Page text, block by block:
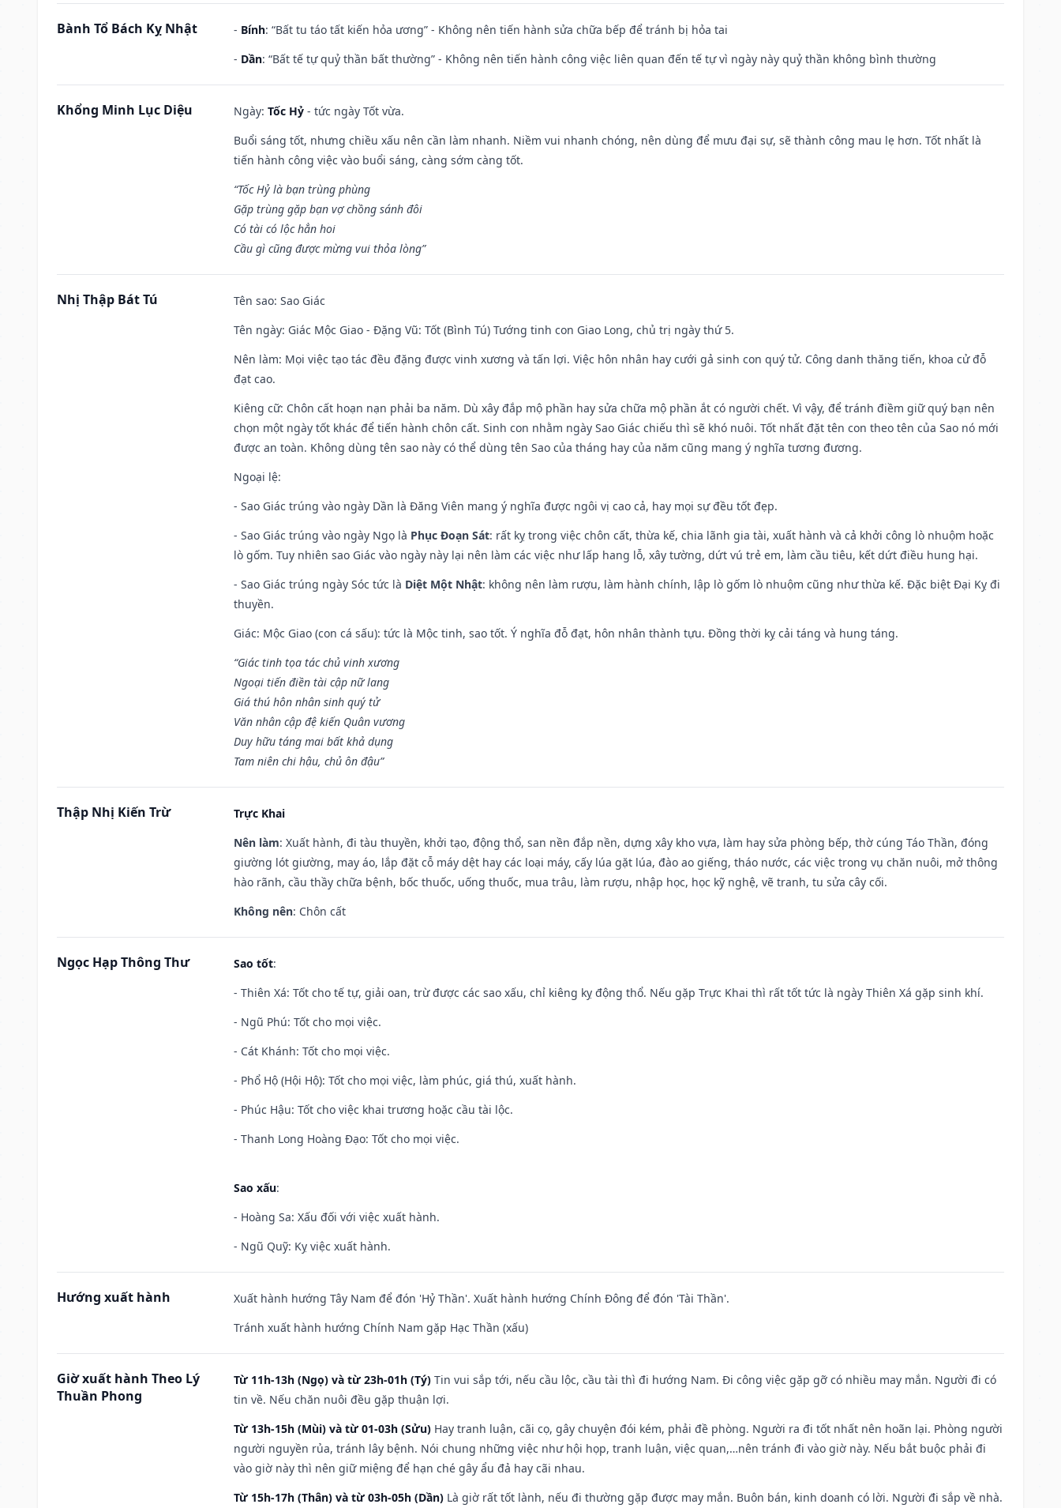
Bành Tổ Bách Kỵ Nhật - Bính: “Bất tu táo tất kiến hỏa ương” - Không nên tiến hành sửa chữa bếp để tránh bị hỏa tai
- Dần: “Bất tế tự quỷ thần bất thường” - Không nên tiến hành công việc liên quan đến tế tự vì ngày này quỷ thần không bình thường
Khổng Minh Lục Diệu Ngày: Tốc Hỷ - tức ngày Tốt vừa.
Buổi sáng tốt, nhưng chiều xấu nên cần làm nhanh. Niềm vui nhanh chóng, nên dùng để mưu đại sự, sẽ thành công mau lẹ hơn. Tốt nhất là
tiến hành công việc vào buổi sáng, càng sớm càng tốt.
“Tốc Hỷ là bạn trùng phùng
Gặp trùng gặp bạn vợ chồng sánh đôi
Có tài có lộc hẳn hoi
Cầu gì cũng được mừng vui thỏa lòng”
Nhị Thập Bát Tú Tên sao: Sao Giác
Tên ngày: Giác Mộc Giao - Đặng Vũ: Tốt (Bình Tú) Tướng tinh con Giao Long, chủ trị ngày thứ 5.
Nên làm: Mọi việc tạo tác đều đặng được vinh xương và tấn lợi. Việc hôn nhân hay cưới gả sinh con quý tử. Công danh thăng tiến, khoa cử đỗ
đạt cao.
Kiêng cữ: Chôn cất hoạn nạn phải ba năm. Dù xây đắp mộ phần hay sửa chữa mộ phần ắt có người chết. Vì vậy, để tránh điềm giữ quý bạn nên
chọn một ngày tốt khác để tiến hành chôn cất. Sinh con nhằm ngày Sao Giác chiếu thì sẽ khó nuôi. Tốt nhất đặt tên con theo tên của Sao nó mới
được an toàn. Không dùng tên sao này có thể dùng tên Sao của tháng hay của năm cũng mang ý nghĩa tương đương.
Ngoại lệ:
- Sao Giác trúng vào ngày Dần là Đăng Viên mang ý nghĩa được ngôi vị cao cả, hay mọi sự đều tốt đẹp.
- Sao Giác trúng vào ngày Ngọ là Phục Đoạn Sát: rất kỵ trong việc chôn cất, thừa kế, chia lãnh gia tài, xuất hành và cả khởi công lò nhuộm hoặc
lò gốm. Tuy nhiên sao Giác vào ngày này lại nên làm các việc như lấp hang lỗ, xây tường, dứt vú trẻ em, làm cầu tiêu, kết dứt điều hung hại.
- Sao Giác trúng ngày Sóc tức là Diệt Một Nhật: không nên làm rượu, làm hành chính, lập lò gốm lò nhuộm cũng như thừa kế. Đặc biệt Đại Kỵ đi
thuyền.
Giác: Mộc Giao (con cá sấu): tức là Mộc tinh, sao tốt. Ý nghĩa đỗ đạt, hôn nhân thành tựu. Đồng thời kỵ cải táng và hung táng.
“Giác tinh tọa tác chủ vinh xương
Ngoại tiến điền tài cập nữ lang
Giá thú hôn nhân sinh quý tử
Văn nhân cập đệ kiến Quân vương
Duy hữu táng mai bất khả dụng
Tam niên chi hậu, chủ ôn đậu”
Thập Nhị Kiến Trừ
Trực Khai
Nên làm: Xuất hành, đi tàu thuyền, khởi tạo, động thổ, san nền đắp nền, dựng xây kho vựa, làm hay sửa phòng bếp, thờ cúng Táo Thần, đóng
giường lót giường, may áo, lắp đặt cỗ máy dệt hay các loại máy, cấy lúa gặt lúa, đào ao giếng, tháo nước, các việc trong vụ chăn nuôi, mở thông
hào rãnh, cầu thầy chữa bệnh, bốc thuốc, uống thuốc, mua trâu, làm rượu, nhập học, học kỹ nghệ, vẽ tranh, tu sửa cây cối.
Không nên: Chôn cất
Ngọc Hạp Thông Thư Sao tốt:
- Thiên Xá: Tốt cho tế tự, giải oan, trừ được các sao xấu, chỉ kiêng kỵ động thổ. Nếu gặp Trực Khai thì rất tốt tức là ngày Thiên Xá gặp sinh khí.
- Ngũ Phú: Tốt cho mọi việc.
- Cát Khánh: Tốt cho mọi việc.
- Phổ Hộ (Hội Hộ): Tốt cho mọi việc, làm phúc, giá thú, xuất hành.
- Phúc Hậu: Tốt cho việc khai trương hoặc cầu tài lộc.
- Thanh Long Hoàng Đạo: Tốt cho mọi việc.
Sao xấu:
- Hoàng Sa: Xấu đối với việc xuất hành.
- Ngũ Quỹ: Kỵ việc xuất hành.
Hướng xuất hành
Xuất hành hướng Tây Nam để đón 'Hỷ Thần'. Xuất hành hướng Chính Đông để đón 'Tài Thần'.
Tránh xuất hành hướng Chính Nam gặp Hạc Thần (xấu)
Giờ xuất hành Theo Lý
Thuần Phong
Từ 11h-13h (Ngọ) và từ 23h-01h (Tý) Tin vui sắp tới, nếu cầu lộc, cầu tài thì đi hướng Nam. Đi công việc gặp gỡ có nhiều may mắn. Người đi có
tin về. Nếu chăn nuôi đều gặp thuận lợi.
Từ 13h-15h (Mùi) và từ 01-03h (Sửu) Hay tranh luận, cãi cọ, gây chuyện đói kém, phải đề phòng. Người ra đi tốt nhất nên hoãn lại. Phòng người
người nguyền rủa, tránh lây bệnh. Nói chung những việc như hội họp, tranh luận, việc quan,…nên tránh đi vào giờ này. Nếu bắt buộc phải đi
vào giờ này thì nên giữ miệng để hạn ché gây ẩu đả hay cãi nhau.
Từ 15h-17h (Thân) và từ 03h-05h (Dần) Là giờ rất tốt lành, nếu đi thường gặp được may mắn. Buôn bán, kinh doanh có lời. Người đi sắp về nhà.